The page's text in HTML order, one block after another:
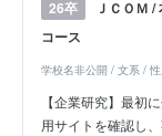
26卒
ＪＣＯＭ
コース
学校名非公開 / 文系 /
【企業研究】最初
用サイトを確認し